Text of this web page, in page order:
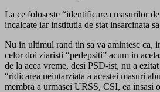
La ce foloseste “identificarea masurilor
incalcate iar institutia de stat insarcinata
Nu in ultimul rand tin sa va amintesc ca,
celor doi ziaristi “pedepsiti” acum in
de la acea vreme, desi PSD-ist, nu a
“ridicarea neintarziata a acestei masuri
membra a urmasei URSS, CSI, ea insasi